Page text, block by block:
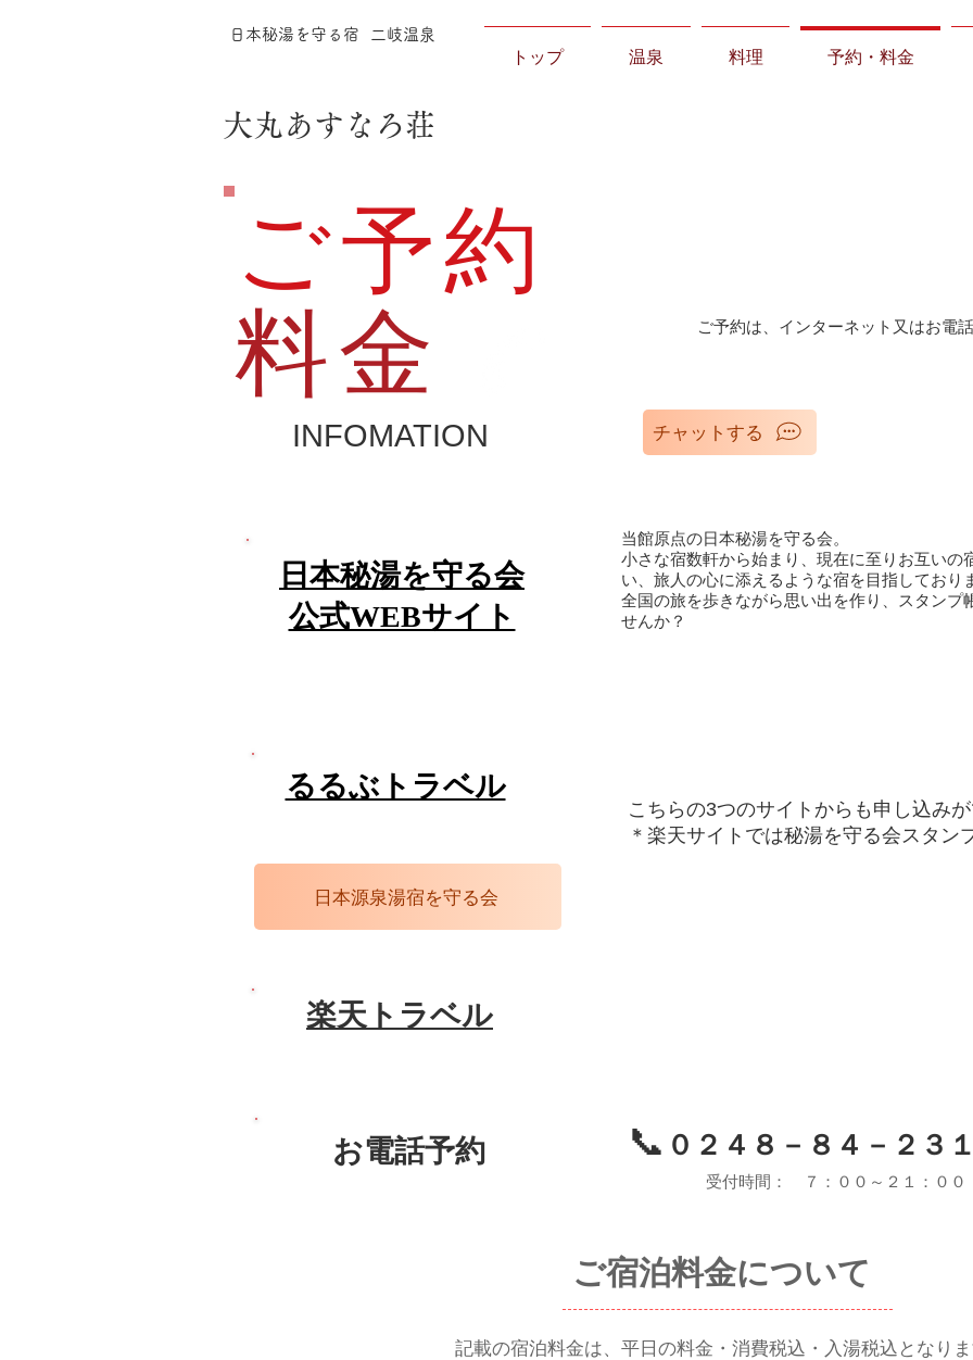
日本秘湯を守る宿 ​ 二岐温泉
トップ 温泉 料理 予約・料金
​ 大丸あすなろ荘
ご予約
​料金
INFOMATION
日本秘湯を守る会
公式WEBサイト
ご予約は、インターネット又はお電
チャットする
当館原点の日本秘湯を守る会。
小さな宿数軒から始まり、現在に至りお互いの
い、旅人の心に添えるような宿を目指しており
全国の旅を歩きながら思い出を作り、スタンプ
せんか？
​るるぶトラベル
こちらの3つのサイトからも申し込みが
＊楽天サイトでは秘湯を守る会スタン
日本源泉湯宿を守る会
​楽天トラベル
​お電話予約 📞 ０２４８－８４－２３
受付時間： ７：００～２１：００
ご宿泊料金について
記載の宿泊料金は、平日の料金・消費税込・入湯税込となりま